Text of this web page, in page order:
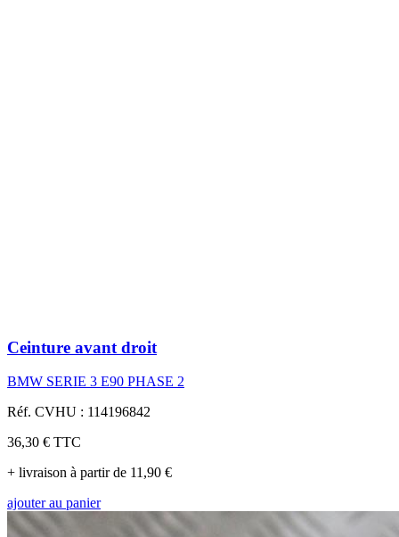
Ceinture avant droit
BMW SERIE 3 E90 PHASE 2
Réf. CVHU : 114196842
36,30 € TTC
+ livraison à partir de 11,90 €
ajouter au panier